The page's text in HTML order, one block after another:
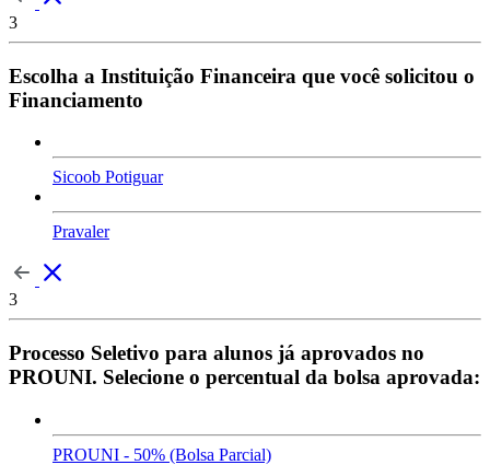
3
Escolha a Instituição Financeira que você solicitou o
Financiamento
Sicoob Potiguar
Pravaler
3
Processo Seletivo para alunos já aprovados no
PROUNI. Selecione o percentual da bolsa aprovada:
PROUNI - 50% (Bolsa Parcial)